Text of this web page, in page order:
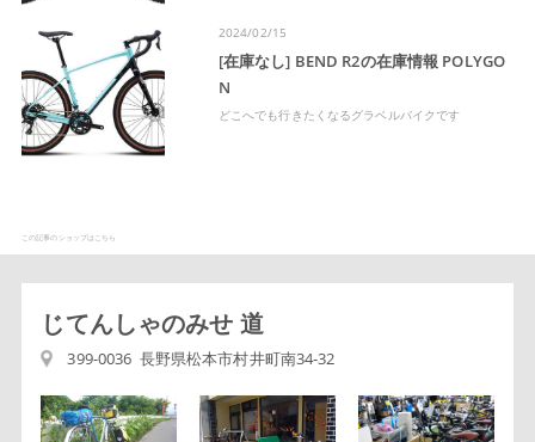
2024/02/15
[在庫なし] BEND R2の在庫情報 POLYGO
N
どこへでも行きたくなるグラベルバイクです
この記事のショップはこちら
じてんしゃのみせ 道
399-0036 長野県松本市村井町南34-32